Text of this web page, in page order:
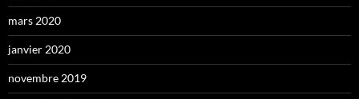
mars 2020
janvier 2020
novembre 2019